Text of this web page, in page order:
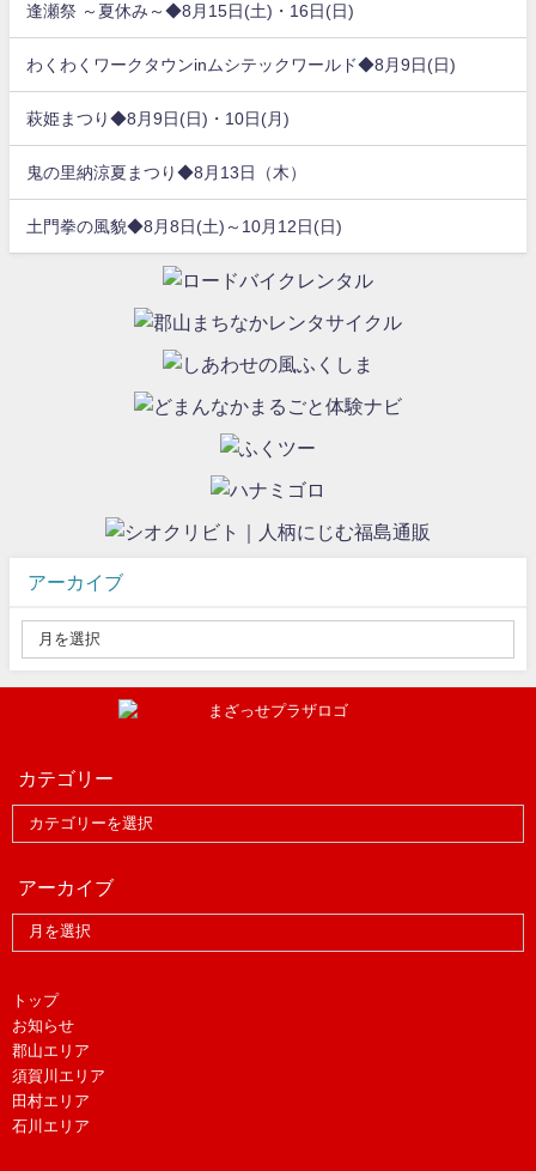
逢瀬祭 ～夏休み～◆8月15日(土)・16日(日)
わくわくワークタウンinムシテックワールド◆8月9日(日)
萩姫まつり◆8月9日(日)・10日(月)
鬼の里納涼夏まつり◆8月13日（木）
土門拳の風貌◆8月8日(土)～10月12日(日)
アーカイブ
カテゴリー
アーカイブ
トップ
お知らせ
郡山エリア
須賀川エリア
田村エリア
石川エリア